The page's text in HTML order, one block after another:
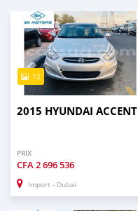
12
2015 HYUNDAI ACCENT
PRIX
CFA2 696 536
Import - Dubai